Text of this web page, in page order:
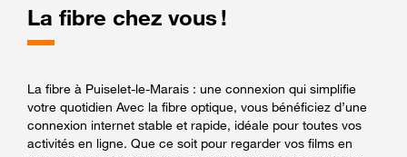
La fibre chez vous !
La fibre à Puiselet-le-Marais : une connexion qui simplifie
votre quotidien Avec la fibre optique, vous bénéficiez d’une
connexion internet stable et rapide, idéale pour toutes vos
activités en ligne. Que ce soit pour regarder vos films en